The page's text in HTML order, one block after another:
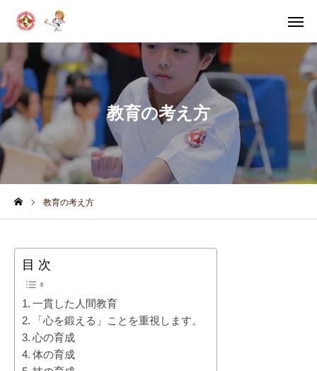
教育の考え方
教育の考え方
目 次
一貫した人間教育
「心を鍛える」ことを重視します。
心の育成
体の育成
体験申込 体験案内
問い合わせ スケジュール
稽古時間
体験・入門案内
月間スケジュール
コラム＆ブログ
問い合わせ＆体験